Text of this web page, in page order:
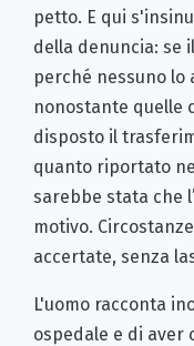
petto. E qui
della denuncia: se
perché nessuno lo
nonostante quelle
disposto il
quanto riportato
sarebbe stata che
motivo.
accertate, senza
L'uomo racconta
ospedale e di aver